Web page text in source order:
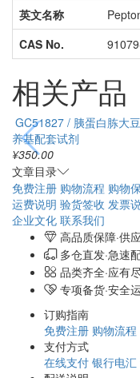
英文名称
CAS No.
相关产品
GC51827 / 胰蛋白胨大
养基配套试剂
¥350.00
文章目录
免费注册 购物流程 购物
运费说明 验货签收 发票
企业文化 联系我们
高品质保障·供
多仓直发·急速
品类齐全·应有
专项备货·安全
订购指南
免费注册 购物流程
支付方式
在线支付 银行电汇